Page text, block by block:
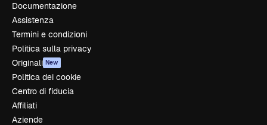
Documentazione
Assistenza
Termini e condizioni
Politica sulla privacy
Originali New
Politica dei cookie
Centro di fiducia
Affiliati
Aziende